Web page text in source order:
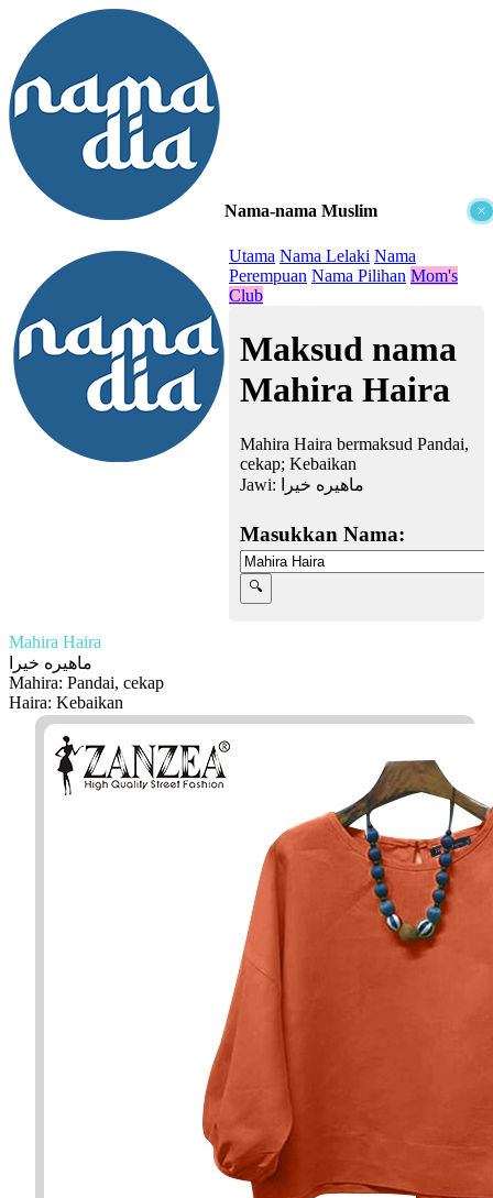
×
Nama-nama Muslim
Utama Nama Lelaki Nama
Perempuan Nama Pilihan Mom's
Club
Maksud nama
Mahira Haira
Mahira Haira bermaksud Pandai,
cekap; Kebaikan
Jawi:
ماهيره خيرا
Masukkan Nama:
Mahira Haira
ماهيره خيرا
Mahira: Pandai, cekap
Haira: Kebaikan
Facebook
Twitter